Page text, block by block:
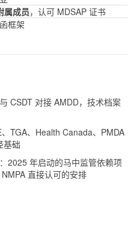
属成员，认可 MDSAP 证书
框架
CSDT 对接 AMDD，技术档案
、TGA、Health Canada、PMDA
基础
：2025 年启动的马中监管依赖项
直接认可的安排